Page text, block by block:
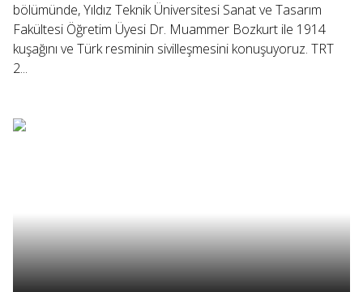
bölümünde, Yıldız Teknik Üniversitesi Sanat ve Tasarım
Fakültesi Öğretim Üyesi Dr. Muammer Bozkurt ile 1914
kuşağını ve Türk resminin sivilleşmesini konuşuyoruz. TRT
2...